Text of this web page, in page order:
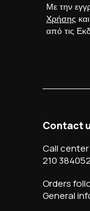
Με την
Χρήσης
από τις
Contact
Call center
210
Orders
General